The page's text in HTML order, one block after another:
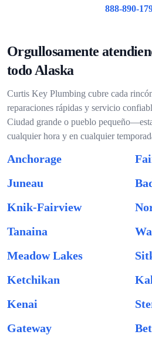
888-890-
Orgullosamente
todo Alaska
Curtis Key Plumbing cubre cada
reparaciones rápidas y servicio
Ciudad grande o pueblo
cualquier hora y en cualquier
Anchorage
Juneau
Knik-Fairview
Tanaina
Meadow Lakes
Ketchikan
Kenai
Gateway